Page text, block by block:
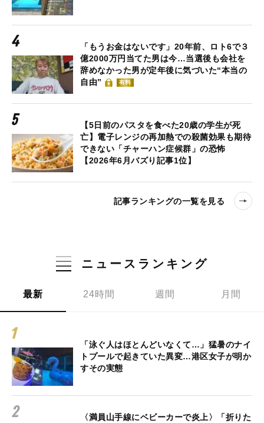
「もうお金はないです」20年前、ロト6で３
億2000万円当てた男は今…当選後も会社を
辞めなかった男が定年後に気づいた“本当の
自由”
有料
【5日前のパスタを食べた20歳の学生が死
亡】電子レンジの再加熱での殺菌効果も期待
できない「チャーハン症候群」の恐怖
【2026年6月バズり記事1位】
記事ランキングの一覧を見る
ニュースランキング
最新 24時間 週間 月間
「泳ぐ人はほとんどいなくて…」猛暑のナイ
トプールで起きていた異変…港区女子が明か
すその実態
〈満員山手線にベビーカーで炎上〉「折りた